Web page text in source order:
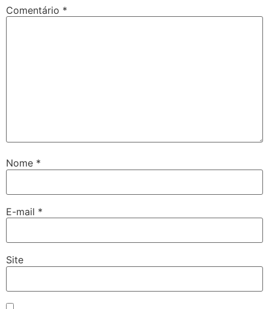
Comentário *
Nome *
E-mail *
Site